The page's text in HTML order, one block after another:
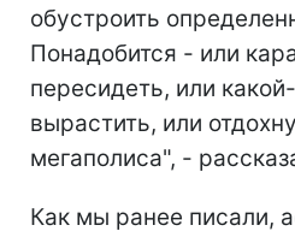
обустроить
Понадобится - или
пересидеть, или
вырастить, или
мегаполиса", -
Как мы ранее писали,